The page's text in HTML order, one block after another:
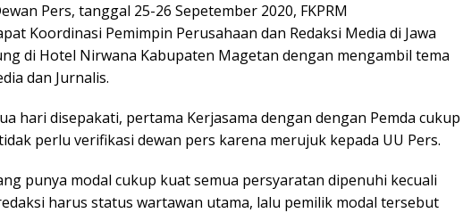
Pers, tanggal 25-26 Sepetember 2020, FKPRM
Koordinasi Pemimpin Perusahaan dan Redaksi Media di Jawa
di Hotel Nirwana Kabupaten Magetan dengan mengambil tema
dan Jurnalis.
hari disepakati, pertama Kerjasama dengan dengan Pemda cukup
perlu verifikasi dewan pers karena merujuk kepada UU Pers.
punya modal cukup kuat semua persyaratan dipenuhi kecuali
harus status wartawan utama, lalu pemilik modal tersebut